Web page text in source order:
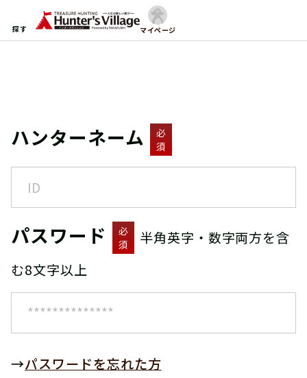
探す マイページ
ハンターネーム
必
須
パスワード
必
須
半角英字・数字両方を含
む8文字以上
→パスワードを忘れた方